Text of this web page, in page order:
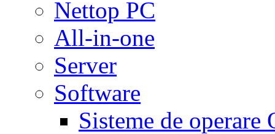
Nettop PC
All-in-one
Server
Software
Sisteme de operare